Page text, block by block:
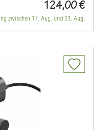
124,00 €
zwischen 17. Aug. und 31. Aug.